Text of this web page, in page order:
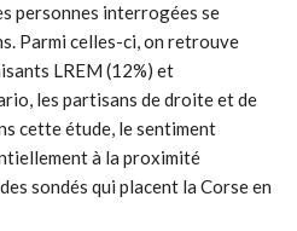
personnes interrogées se
Parmi celles-ci, on retrouve
LREM (12%) et
les partisans de droite et de
cette étude, le sentiment
à la proximité
sondés qui placent la Corse en